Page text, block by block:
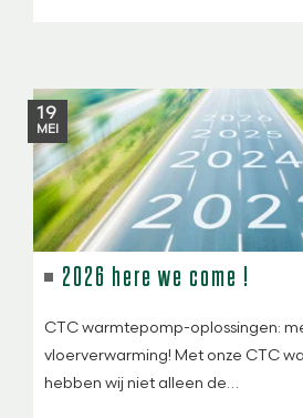
19
MEI
2026 here we come !
CTC warmtepomp-oplossingen:
vloerverwarming! Met onze CTC
hebben wij niet alleen de…